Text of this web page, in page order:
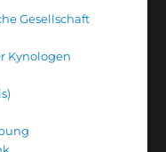
Gesellschaft
Kynologen